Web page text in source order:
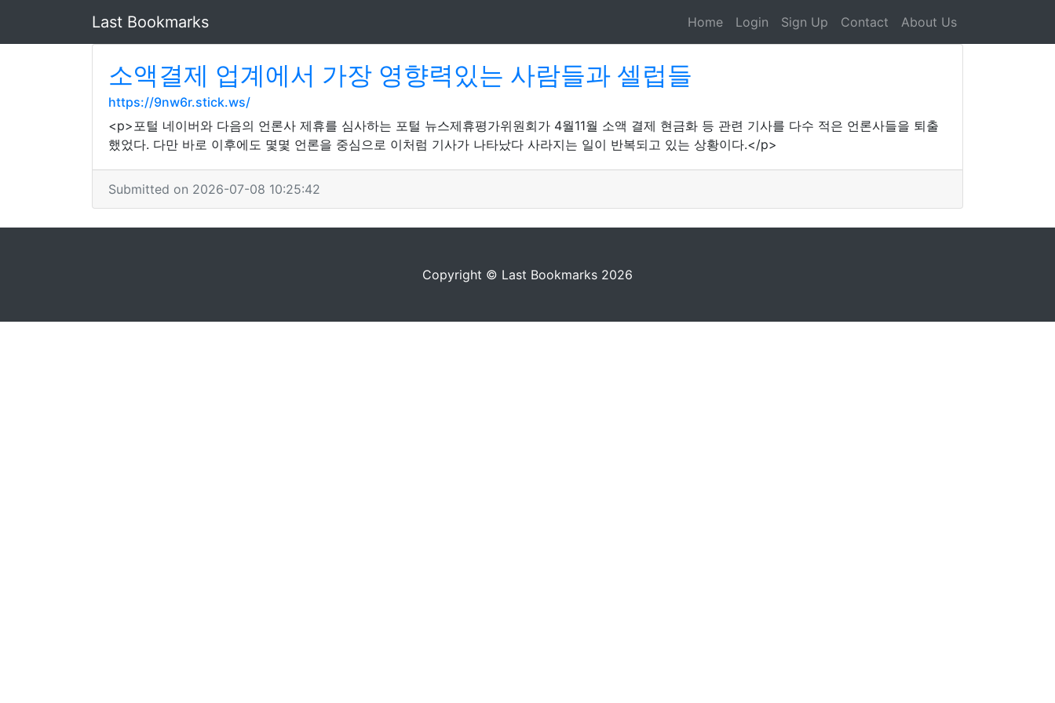
Last Bookmarks Home Login Sign Up Contact About Us
소액결제 업계에서 가장 영향력있는 사람들과 셀럽들
https://9nw6r.stick.ws/
<p>포털 네이버와 다음의 언론사 제휴를 심사하는 포털 뉴스제휴평가위원회가 4월11월 소액 결제 현금화 등 관련 기사를 다수 적은 언론사들을 퇴출
했었다. 다만 바로 이후에도 몇몇 언론을 중심으로 이처럼 기사가 나타났다 사라지는 일이 반복되고 있는 상황이다.</p>
Submitted on 2026-07-08 10:25:42
Copyright © Last Bookmarks 2026